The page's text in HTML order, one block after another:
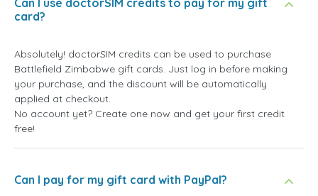
card?
Absolutely! doctorSIM credits can be used to purchase
Battlefield Zimbabwe gift cards. Just log in before making
your purchase, and the discount will be automatically
applied at checkout.
No account yet? Create one now and get your first credit
free!
Can I pay for my gift card with PayPal?